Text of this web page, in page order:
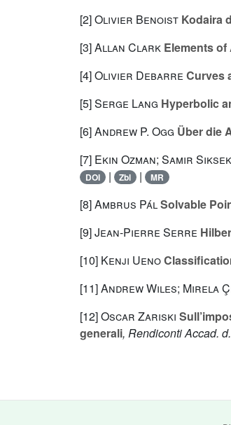
[2]Olivier Benoist Kodaira
[3]Allan Clark Elements
[4]Olivier Debarre Curves
[5]Serge Lang Hyperbolic
[6]Andrew P. Ogg Über die
[7] Ekin Ozman; Samir Siksek
DOI | Zbl | MR
[8]Ambrus PálSolvable
[9]Jean-Pierre Serre
[10] Kenji Ueno
[11]Andrew Wiles; Mirela
[12]Oscar Zariski
generali, Rendiconti Accad.